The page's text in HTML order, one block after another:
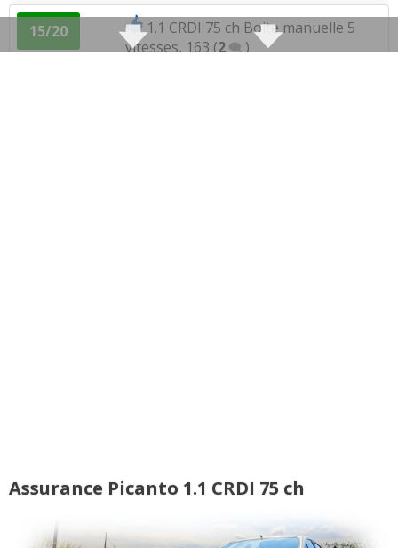
15/20
1.1 CRDI 75 ch Boite manuelle 5
vitesses, 163 (2 )
16/20
Assurance Picanto 1.1 CRDI 75 ch